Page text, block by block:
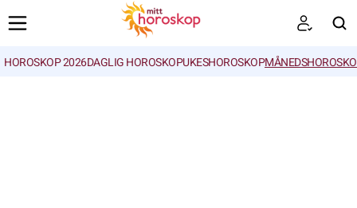
HOROSKOP 2026DAGLIG HOROSKOPUKESHOROSKOP